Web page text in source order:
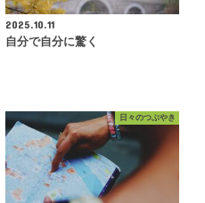
2025.10.11
自分で自分に驚く
日々のつぶやき